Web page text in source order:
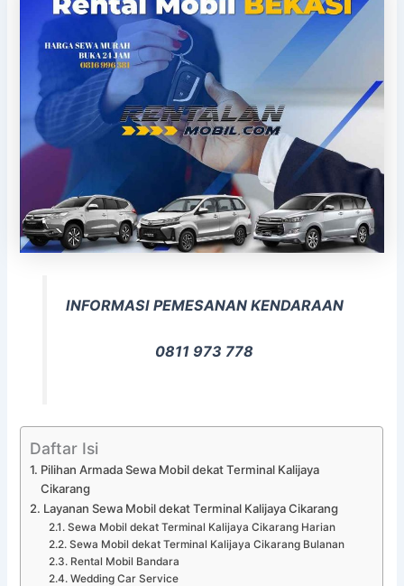
INFORMASI PEMESANAN KENDARAAN
0811 973 778
Daftar Isi
Pilihan Armada Sewa Mobil dekat Terminal Kalijaya
Cikarang
Layanan Sewa Mobil dekat Terminal Kalijaya Cikarang
Sewa Mobil dekat Terminal Kalijaya Cikarang Harian
Sewa Mobil dekat Terminal Kalijaya Cikarang Bulanan
Rental Mobil Bandara
Wedding Car Service